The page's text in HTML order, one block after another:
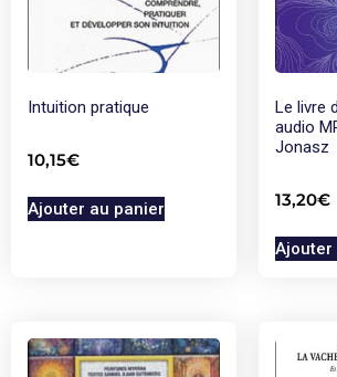
Intuition pratique
10,15€
Ajouter au panier
Le livre
audio
Jonasz
13,20€
Ajouter